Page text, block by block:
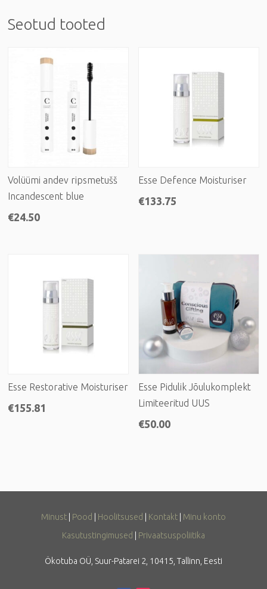
Seotud tooted
Volüümi andev ripsmetušš
Incandescent blue
€24.50
Esse Defence Moisturiser
€133.75
Esse Restorative Moisturiser
€155.81
Esse Pidulik Jõulukomplekt
Limiteeritud UUS
€50.00
Minust| Pood Hoolitsused Kontakt| Minu konto
Kasutustingimused
Privaatsuspoliitika
Ökotuba OÜ, Suur-Patarei 2, 10415, Tallinn, Eesti